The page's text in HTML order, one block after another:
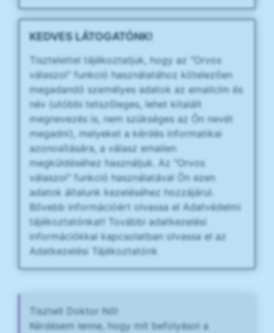
KEDVES LÁTOGATÓNK!
Tisztelettel tájékoztatjuk, hogy az "Orvos
válaszol" funkció használatához kötelezően
megadandó személyes adatok az emailcím és
név (utóbbi tetszőleges, lehet kitalált
megnevezés is, nem szükséges az Ön nevét
megadni), melyeket a kérdés informatikai
azonosítására, a válasz emailen
megküldéséhez használjuk. Az "Orvos
válaszol" funkció használatával Ön ezen
adatok általunk kezeléséhez hozzájárul.
Bővebb információért olvassa el Adatvédelmi
tájékoztatónkat! További adatkezelési
információkkal kapcsolatban olvassa el az
Adatkezelési Tájékoztatónk
Tisztelt Doktor Nő!
Kérdésem lenne, hogy mit befolyásol a